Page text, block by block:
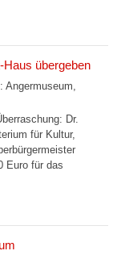
übergeben
Angermuseum,
Dr.
für Kultur,
Euro für das